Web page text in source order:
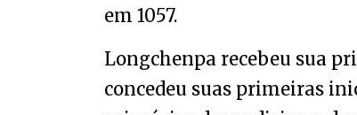
em 1057.
Longchenpa recebeu sua
concedeu suas primeiras